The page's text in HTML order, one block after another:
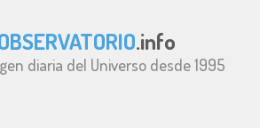
.info
diaria del Universo desde 1995